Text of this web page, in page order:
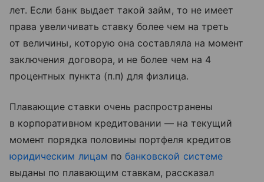
лет. Если банк выдает такой займ, то не имеет
права увеличивать ставку более чем на треть
от величины, которую она составляла на момент
заключения договора, и не более чем на 4
процентных пункта (п.п) для физлица.
Плавающие ставки очень распространены
в корпоративном кредитовании — на текущий
момент порядка половины портфеля кредитов
юридическим лицам побанковской системе
выданы по плавающим ставкам, рассказал